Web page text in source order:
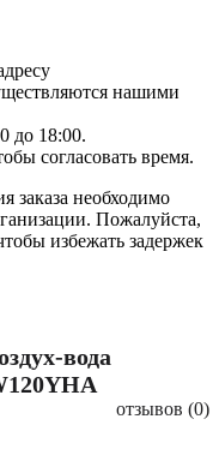
нашими
до 18:00.
согласовать время.
заказа необходимо
Пожалуйста,
избежать задержек
вода
отзывов (0)